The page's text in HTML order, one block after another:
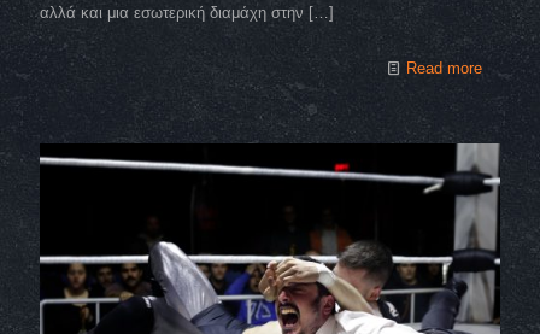
αλλά και μια εσωτερική διαμάχη στην […]
Read more